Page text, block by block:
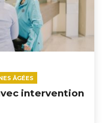
ÂGÉES
intervention